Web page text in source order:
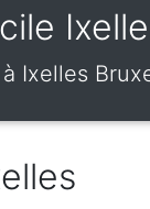
Ixelles